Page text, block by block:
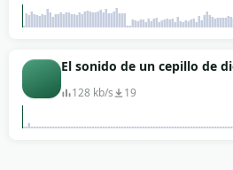
El sonido de un cepillo de
128 kb/s 19